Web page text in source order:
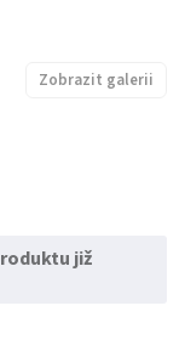
již
Zobrazit galerii